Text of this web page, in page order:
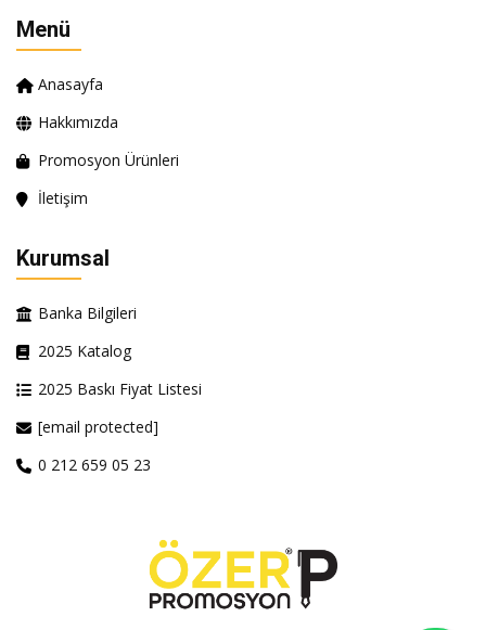
Menü
Anasayfa
Hakkımızda
Promosyon Ürünleri
İletişim
Kurumsal
Banka Bilgileri
2025 Katalog
2025 Baskı Fiyat Listesi
[email protected]
0 212 659 05 23